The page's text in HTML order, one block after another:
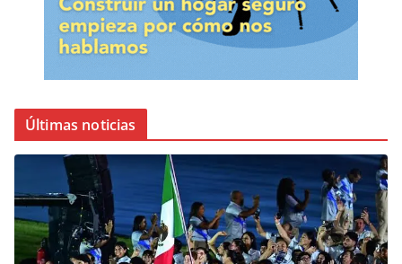
Últimas noticias